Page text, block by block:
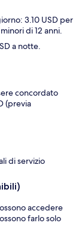
3.10 USD per
di 12 anni.
a notte.
concordato
(previa
di servizio
accedere
farlo solo